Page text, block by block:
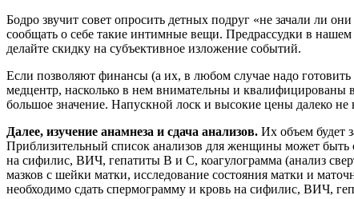
Бодро звучит совет опросить детных подруг «не зачали ли
сообщать о себе такие интимные вещи. Предрассудки в
делайте скидку на субъективное изложение событий.
Если позволяют финансы (а их, в любом случае надо
медцентр, насколько в нем внимательны и
большое значение. Напускной лоск и высокие цены далеко не
Далее, изучение анамнеза и сдача анализов. Их объем будет
Приблизительный список анализов для женщины может быть
на сифилис, ВИЧ, гепатиты В и С, коагулограмма (анализ
мазков с шейки матки, исследование состояния матки и
необходимо сдать спермограмму и кровь на сифилис, ВИЧ,